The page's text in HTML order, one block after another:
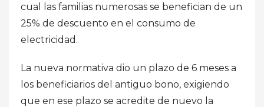
cual las familias numerosas se benefician de un
25% de descuento en el consumo de
electricidad.
La nueva normativa dio un plazo de 6 meses a
los beneficiarios del antiguo bono, exigiendo
que en ese plazo se acredite de nuevo la